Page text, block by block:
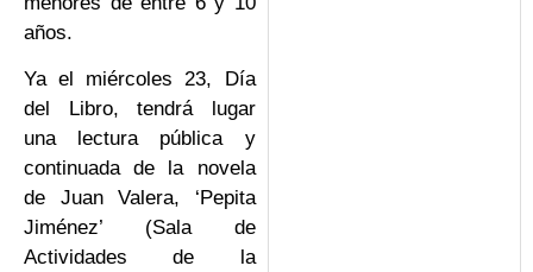
años.
Ya el miércoles 23, Día
del Libro, tendrá lugar
una lectura pública y
continuada de la novela
de Juan Valera, ‘Pepita
Jiménez’ (Sala de
Actividades de la